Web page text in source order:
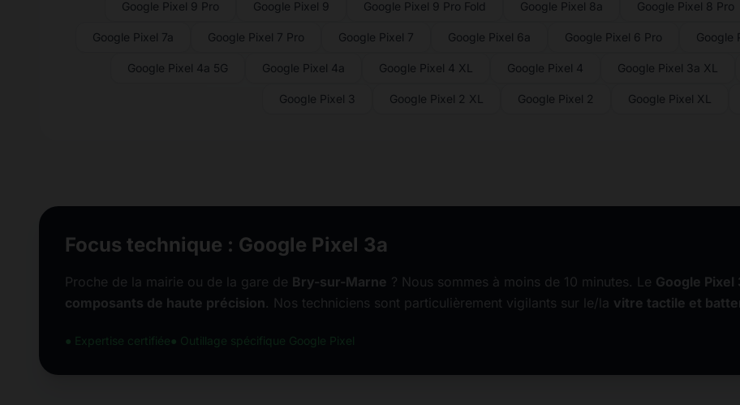
Google Pixel 9 Pro Google Pixel 9 Google Pixel 9 Pro Fold Google Pixel 8a Google Pixel 8 Pro
Google Pixel 7a Google Pixel 7 Pro Google Pixel 7 Google Pixel 6a Google Pixel 6 Pro Google
Google Pixel 4a 5G Google Pixel 4a Google Pixel 4 XL Google Pixel 4 Google Pixel 3a XL
Google Pixel 3 Google Pixel 2 XL Google Pixel 2 Google Pixel XL
Focus technique : Google Pixel 3a
Proche de la mairie ou de la gare de Bry-sur-Marne ? Nous sommes à moins de 10 minutes. Le Google Pixel
composants de haute précision. Nos techniciens sont particulièrement vigilants sur le/la vitre tactile et
● Expertise certifiée● Outillage spécifique Google Pixel